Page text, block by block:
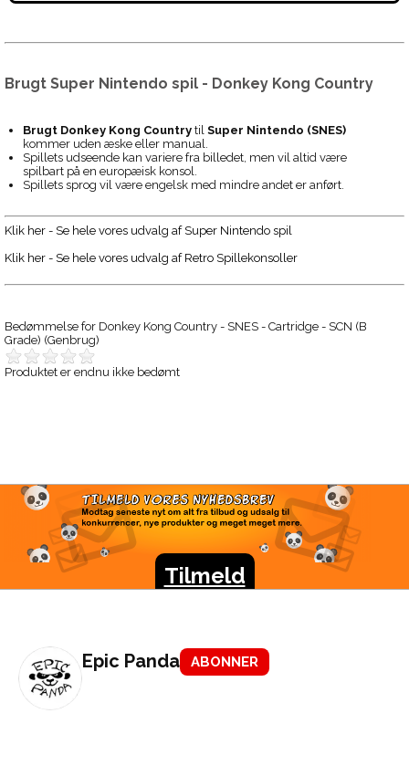
Brugt Super Nintendo spil - Donkey Kong Country
Brugt Donkey Kong Country til Super Nintendo (SNES)
kommer uden æske eller manual.
Spillets udseende kan variere fra billedet, men vil altid være
spilbart på en europæisk konsol.
Spillets sprog vil være engelsk med mindre andet er anført.
Klik her - Se hele vores udvalg af Super Nintendo spil
Klik her - Se hele vores udvalg af Retro Spillekonsoller
Bedømmelse for Donkey Kong Country - SNES - Cartridge - SCN (B
Grade) (Genbrug)
Produktet er endnu ikke bedømt
TILMELD VORES
NYHEDSBREV
Modtag seneste nyt om alt fra tilbud og udsalg til
konkurrencer, nye produkter og meget meget mere.
Tilmeld
Epic Panda ABONNER